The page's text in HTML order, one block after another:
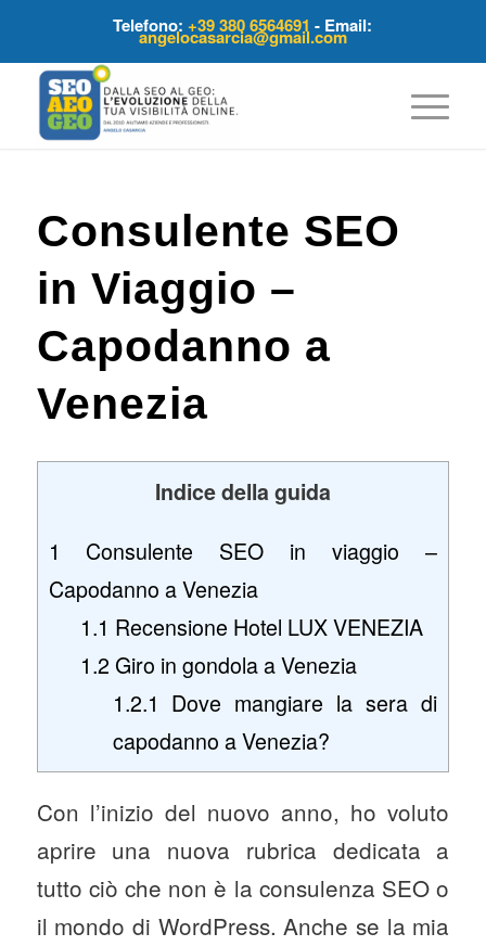
Telefono:+39 380 6564691 - Email:
angelocasarcia@gmail.com
Consulente SEO
in Viaggio –
Capodanno a
Venezia
Indice della guida
1
Consulente SEO in viaggio –
Capodanno a Venezia
1.1 Recensione Hotel LUX VENEZIA
1.2 Giro in gondola a Venezia
1.2.1 Dove mangiare la sera di
capodanno a Venezia?
Con l’inizio del nuovo anno, ho voluto
aprire una nuova rubrica dedicata a
tutto ciò che non è la consulenza SEO o
il mondo di WordPress. Anche se la mia